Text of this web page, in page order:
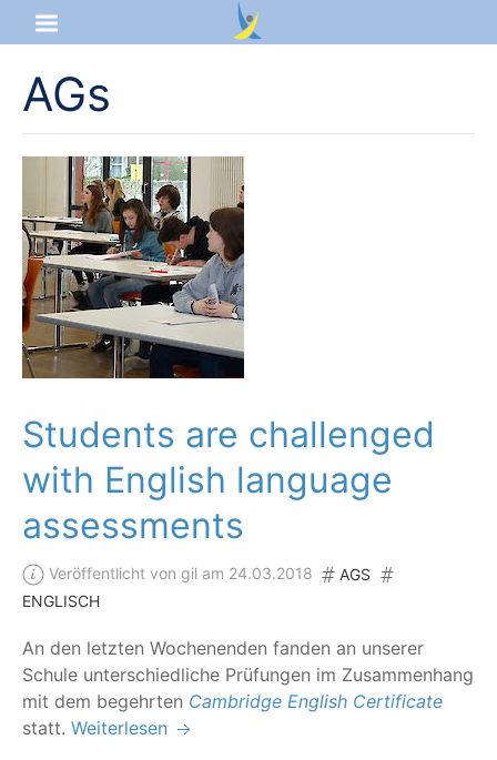
Startseite
Aktuelles
Das sind wir
Lernangebot
Service & Infos
AGs
Students are challenged
with English language
assessments
Veröffentlicht von gil am 24.03.2018
AGS
ENGLISCH
An den letz­ten Wochen­en­den fan­den an unse­rer
Schu­le unter­schied­li­che Prü­fun­gen im Zusam­men­hang
mit dem begehr­ten Cam­bridge Eng­lish Cer­ti­fi­ca­te
statt. Weiterlesen